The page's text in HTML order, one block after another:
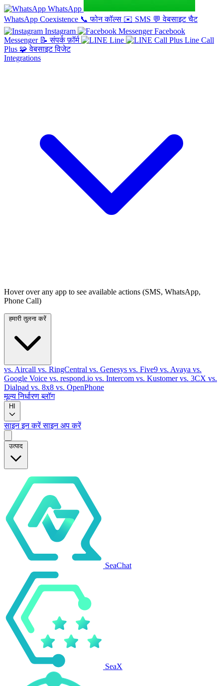
WhatsApp
WhatsApp Coexistence 📞 फोन कॉल्स ✉️ SMS 💬 वेबसाइट चैट
Instagram
Facebook
Messenger 📝 संपर्क फ़ॉर्म Line
Line Call
Plus 🧩 वेबसाइट विजेट
Integrations
Hover over any app to see available actions (SMS, WhatsApp,
Phone Call)
vs. Aircall vs. RingCentral vs. Genesys vs. Five9 vs. Avaya vs.
Google Voice vs. respond.io vs. Intercom vs. Kustomervs. 3CX vs.
Dialpad vs. 8x8 vs. OpenPhone
मूल्य निर्धारणब्लॉग
HI
साइन इन करेंसाइन अप करें
उत्पाद
SeaChat
SeaX